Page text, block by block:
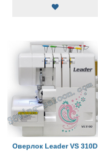
Оверлок Leader VS 310D